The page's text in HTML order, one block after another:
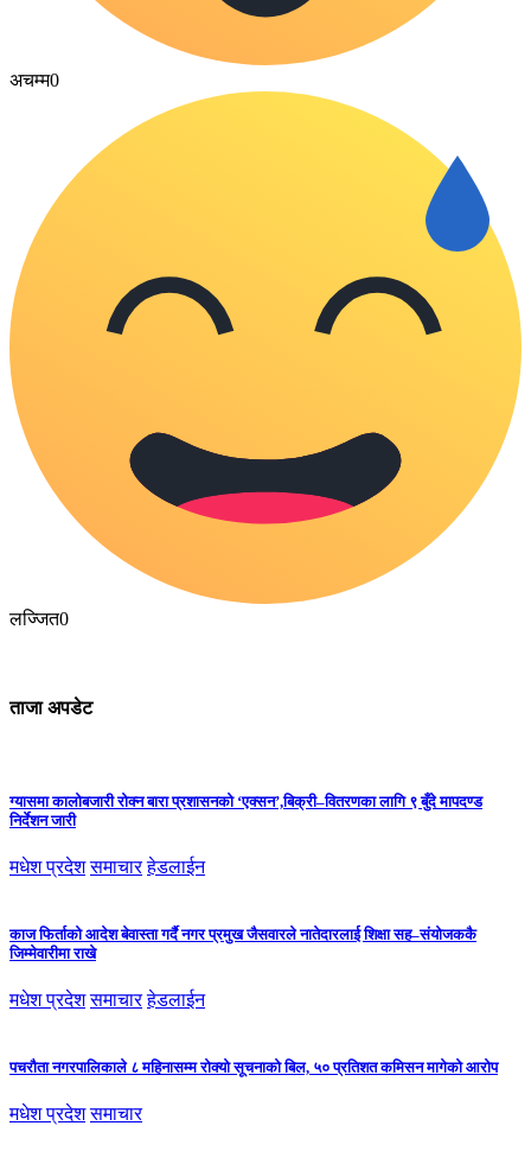
अचम्म0
लज्जित0
ताजा अपडेट
ग्यासमा कालोबजारी रोक्न बारा प्रशासनको ‘एक्सन’,बिक्री–वितरणका लागि ९ बुँदे मापदण्ड
निर्देशन जारी
मधेश प्रदेश समाचार हेडलाईन
काज फिर्ताको आदेश बेवास्ता गर्दै नगर प्रमुख जैसवारले नातेदारलाई शिक्षा सह–संयोजककै
जिम्मेवारीमा राखे
मधेश प्रदेश समाचार हेडलाईन
पचरौता नगरपालिकाले ८ महिनासम्म रोक्यो सूचनाको बिल, ५० प्रतिशत कमिसन मागेको आरोप
मधेश प्रदेश समाचार